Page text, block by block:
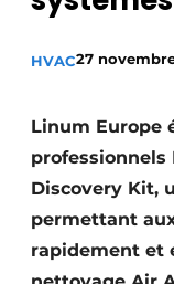
Termes et
Video’s
HVAC27
Linum Europe
professionnels
Discovery Kit,
permettant
rapidement et